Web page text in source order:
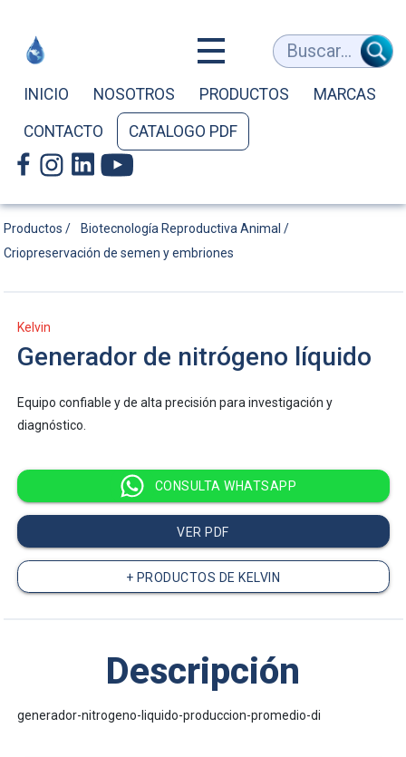
Generador
de
nitrógeno
líquido
Kelvin
Buscar...
INICIO NOSOTROS PRODUCTOS MARCAS
CONTACTO CATALOGO PDF
Productos /
Biotecnología Reproductiva Animal /
Criopreservación de semen y embriones
Kelvin
Generador de nitrógeno líquido
Equipo confiable y de alta precisión para investigación y
diagnóstico.
CONSULTA WHATSAPP
VER PDF
+ PRODUCTOS DE KELVIN
Descripción
generador-nitrogeno-liquido-produccion-promedio-di